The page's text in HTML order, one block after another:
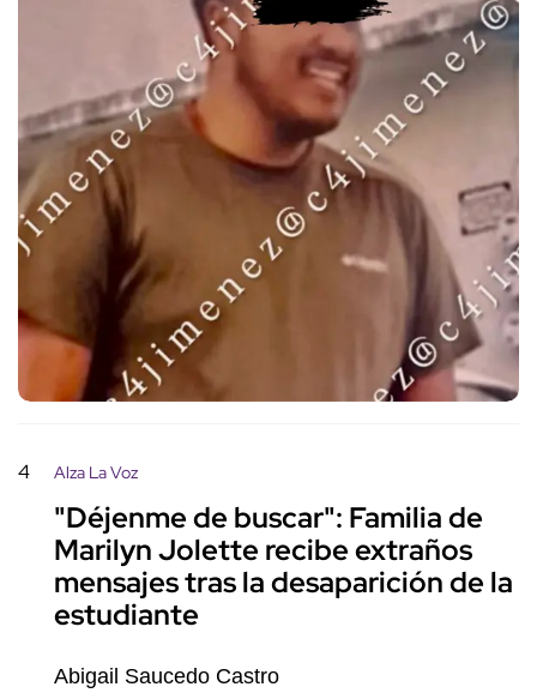
4 Alza La Voz
"Déjenme de buscar": Familia de
Marilyn Jolette recibe extraños
mensajes tras la desaparición de la
estudiante
Abigail Saucedo Castro